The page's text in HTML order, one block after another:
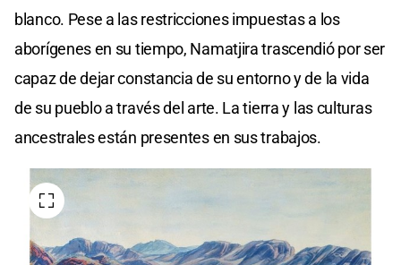
blanco. Pese a las restricciones impuestas a los
aborígenes en su tiempo, Namatjira trascendió por ser
capaz de dejar constancia de su entorno y de la vida
de su pueblo a través del arte. La tierra y las culturas
ancestrales están presentes en sus trabajos.